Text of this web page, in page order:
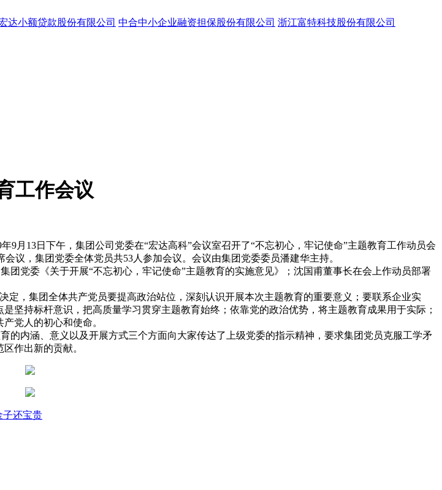
达小额贷款股份有限公司 中合中小企业融资担保股份有限公司 浙江富特科技股份有限公司
工作会议
13日下午，集团公司党委在“宏达高科”会议室召开了“不忘初心，牢记使命”主题教育工作动员会
议，集团党委全体党员共53人参加会议。会议由集团党委委员潘建华主持。
党委《关于开展“不忘初心，牢记使命”主题教育的实施意见》；沈国甫董事长在会上作动员部署
，集团全体共产党员要提高政治站位，深刻认识开展本次主题教育的重要意义；要联系企业实
坚持标杆意识，把高质量学习贯穿主题教育始终；依靠党的政治优势，将主题教育成果用于实际；
党人的初心和使命。
内涵、意义以及开展方式三个方面向大家传达了上级党委的指示精神，要求集团党员克服工学矛
作出新的贡献。
还宝贵